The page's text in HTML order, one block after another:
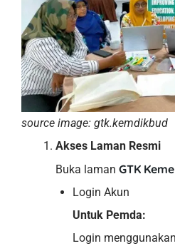
source image: gtk.kemdikbud
Akses Laman Resmi
Buka laman GTK
Login Akun
Untuk Pemda:
Login